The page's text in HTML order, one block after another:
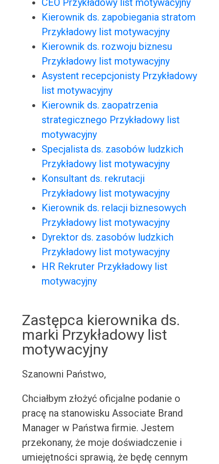
CEO Przykładowy list motywacyjny
Kierownik ds. zapobiegania stratom
Przykładowy list motywacyjny
Kierownik ds. rozwoju biznesu
Przykładowy list motywacyjny
Asystent recepcjonisty Przykładowy
list motywacyjny
Kierownik ds. zaopatrzenia
strategicznego Przykładowy list
motywacyjny
Specjalista ds. zasobów ludzkich
Przykładowy list motywacyjny
Konsultant ds. rekrutacji
Przykładowy list motywacyjny
Kierownik ds. relacji biznesowych
Przykładowy list motywacyjny
Dyrektor ds. zasobów ludzkich
Przykładowy list motywacyjny
HR Rekruter Przykładowy list
motywacyjny
Zastępca kierownika ds.
marki Przykładowy list
motywacyjny
Szanowni Państwo,
Chciałbym złożyć oficjalne podanie o
pracę na stanowisku Associate Brand
Manager w Państwa firmie. Jestem
przekonany, że moje doświadczenie i
umiejętności sprawią, że będę cennym